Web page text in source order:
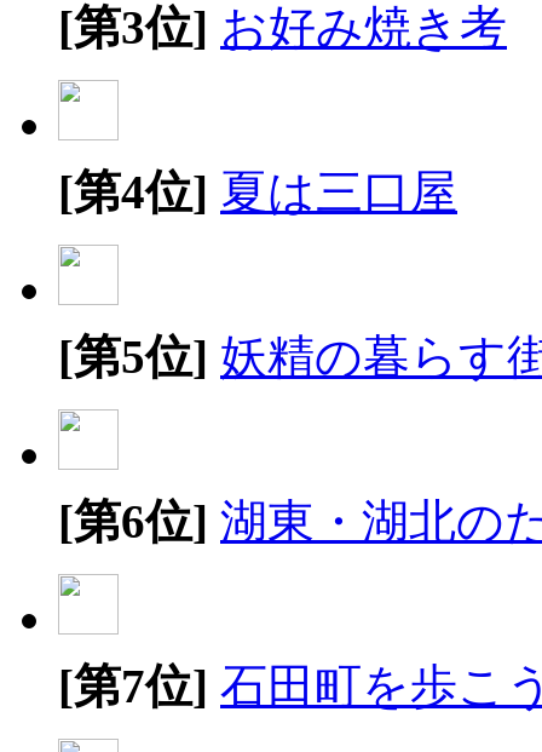
[第3位] お好み焼き考
[第4位] 夏は三口屋
[第5位] 妖精の暮らす
[第6位] 湖東・湖北の
[第7位] 石田町を歩こ